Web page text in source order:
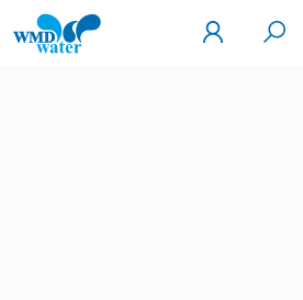
WMD
Drinkwater
Mijn
WMD
Zoek